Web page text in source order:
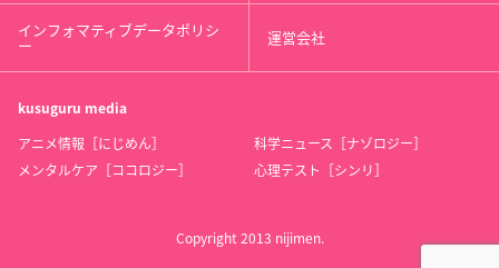
インフォマティブデータポリシ
ー 運営会社
kusuguru media
アニメ情報［にじめん］
科学ニュース［ナゾロジー］
メンタルケア［ココロジー］
心理テスト［シンリ］
Copyright 2013 nijimen.